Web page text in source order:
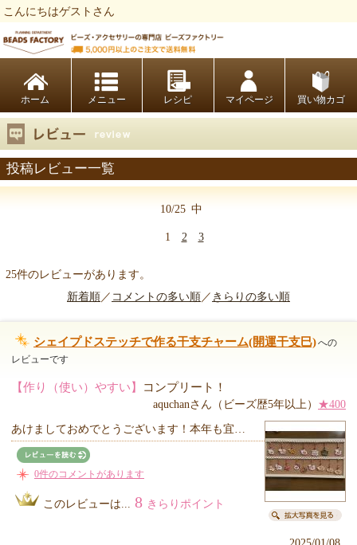
こんにちはゲストさん
ホーム レシピ マイページ 買い物カゴ
投稿レビュー一覧
10/25 中
1 2 3
25件のレビューがあります。
新着順／ コメントの多い順／ きらりの多い順
シェイプドステッチで作る干支チャーム(開運干支巳)への
レビューです
【作り（使い）やすい】 コンプリート！
aquchanさん（ビーズ歴5年以上） ★400
あけましておめでとうございます！本年も宜…
0件のコメントがあります
このレビューは... 8 きらりポイント